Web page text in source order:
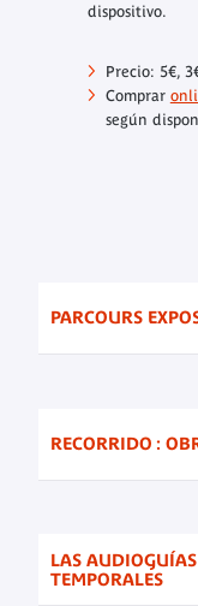
dispositivo.
Precio: 5€,
Comprar
según
PARCOURS
RECORRIDO :
LAS
TEMPORALES